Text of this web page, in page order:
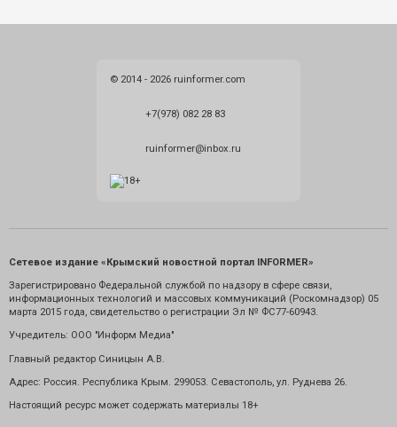
© 2014 - 2026 ruinformer.com
+7(978) 082 28 83
ruinformer@inbox.ru
Сетевое издание «Крымский новостной портал INFORMER»
Зарегистрировано Федеральной службой по надзору в сфере связи,
информационных технологий и массовых коммуникаций (Роскомнадзор) 05
марта 2015 года, свидетельство о регистрации Эл № ФС77-60943.
Учредитель: ООО "Информ Медиа"
Главный редактор Синицын А.В.
Адрес: Россия. Республика Крым. 299053. Севастополь, ул. Руднева 26.
Настоящий ресурс может содержать материалы 18+